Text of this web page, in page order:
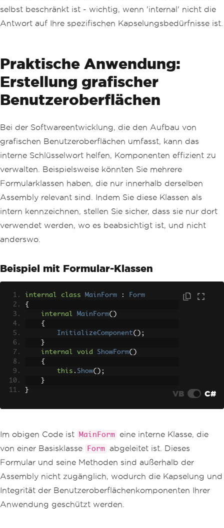
selbst beschränkt ist - wichtig, wenn 'internal' nicht die
Antwort auf Ihre spezifischen Kapselungsbedürfnisse ist.
Praktische Anwendung:
Erstellung grafischer
Benutzeroberflächen
Bei der Softwareentwicklung, die den Aufbau von
grafischen Benutzeroberflächen umfasst, kann das
interne Schlüsselwort helfen, Komponenten effizient zu
verwalten. Beispielsweise könnten Sie mehrere
Formularklassen haben, die nur innerhalb derselben
Assembly relevant sind. Indem Sie diese Klassen als
intern kennzeichnen, stellen Sie sicher, dass sie nur dort
verwendet werden, wo es beabsichtigt ist, und nicht
anderswo.
Beispiel mit Formular-Klassen
internal class MainForm :
Form
{
internal
MainForm()
{
InitializeComponent();
}
internal
void ShowForm()
{
this . Show();
}
}
VB C#
Im obigen Code ist MainForm
eine interne Klasse, die
von einer Basisklasse
Form abgeleitet ist. Dieses
Formular und seine Methoden sind außerhalb der
Assembly nicht zugänglich, wodurch die Kapselung und
Integrität der Benutzeroberflächenkomponenten Ihrer
Anwendung geschützt werden.